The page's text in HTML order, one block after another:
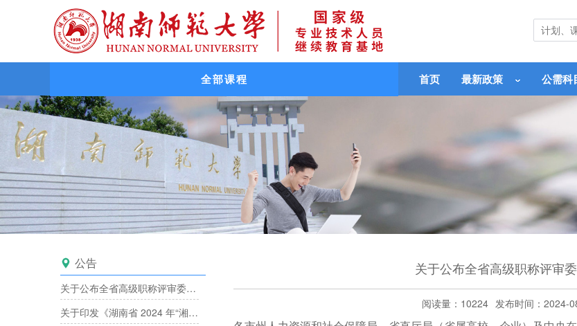
全部课程 首页 最新政策 公需科
 公告
关于公布全省高级职称评审委员会备案目录的通知
关于印发《湖南省 2024 年“湘产专场”产业人才职称评审工作方案》的通知
关于公布全省高级职称评审
阅读量：10224 发布时间：2024-